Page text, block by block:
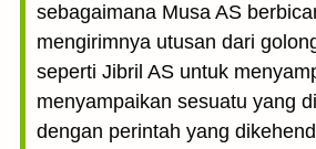
sebagaimana Musa AS
mengirimnya utusan dari
seperti Jibril AS untuk
menyampaikan sesuatu yang
dengan perintah yang